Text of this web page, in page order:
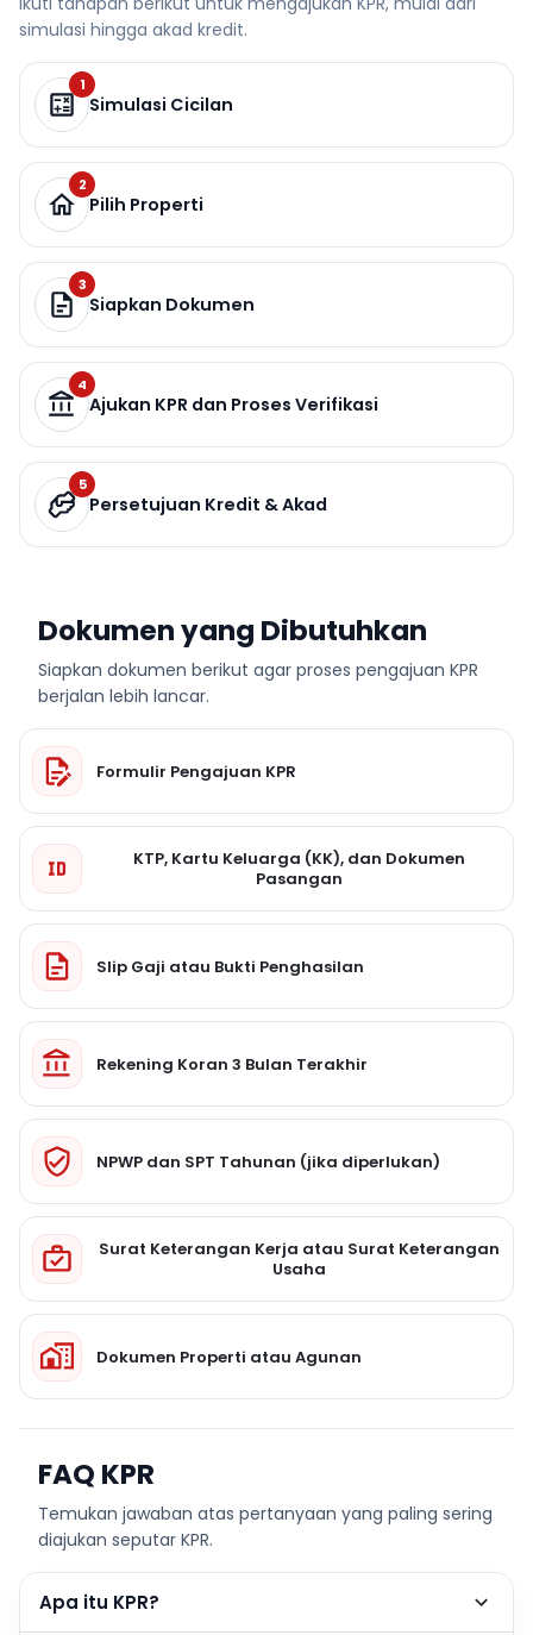
simulasi hingga akad kredit.
1
Simulasi Cicilan
2
Pilih Properti
3
Siapkan Dokumen
4
Ajukan KPR dan Proses Verifikasi
5
Persetujuan Kredit & Akad
Dokumen yang Dibutuhkan
Siapkan dokumen berikut agar proses pengajuan KPR
berjalan lebih lancar.
Formulir Pengajuan KPR
KTP, Kartu Keluarga (KK), dan Dokumen
Pasangan
Slip Gaji atau Bukti Penghasilan
Rekening Koran 3 Bulan Terakhir
NPWP dan SPT Tahunan (jika diperlukan)
Surat Keterangan Kerja atau Surat Keterangan
Usaha
Dokumen Properti atau Agunan
FAQ KPR
Temukan jawaban atas pertanyaan yang paling sering
diajukan seputar KPR.
Apa itu KPR?